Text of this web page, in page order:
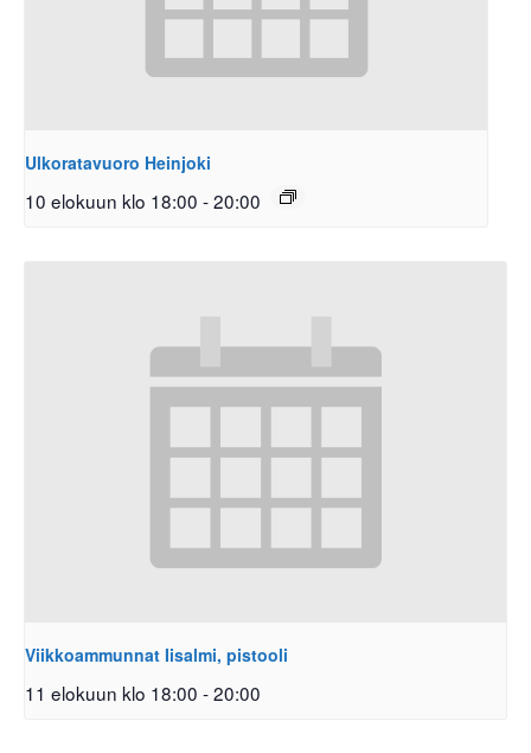
Ulkoratavuoro Heinjoki
10 elokuun klo 18:00 -20:00
Viikkoammunnat Iisalmi, pistooli
11 elokuun klo 18:00 -20:00